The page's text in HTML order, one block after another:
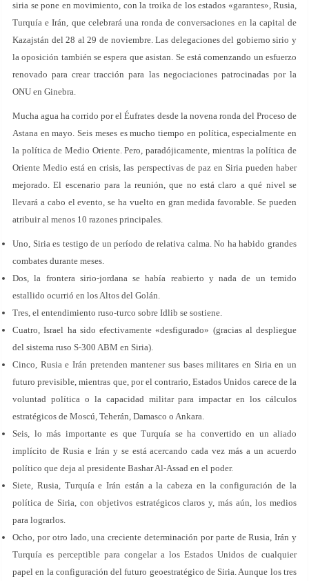
siria se pone en movimiento, con la troika de los estados «garantes», Rusia,
Turquía e Irán, que celebrará una ronda de conversaciones en la capital de
Kazajstán del 28 al 29 de noviembre. Las delegaciones del gobierno sirio y
la oposición también se espera que asistan. Se está comenzando un esfuerzo
renovado para crear tracción para las negociaciones patrocinadas por la
ONU en Ginebra.
Mucha agua ha corrido por el Éufrates desde la novena ronda del Proceso de
Astana en mayo. Seis meses es mucho tiempo en política, especialmente en
la política de Medio Oriente. Pero, paradójicamente, mientras la política de
Oriente Medio está en crisis, las perspectivas de paz en Siria pueden haber
mejorado. El escenario para la reunión, que no está claro a qué nivel se
llevará a cabo el evento, se ha vuelto en gran medida favorable. Se pueden
atribuir al menos 10 razones principales.
Uno, Siria es testigo de un período de relativa calma. No ha habido grandes
combates durante meses.
Dos, la frontera sirio-jordana se había reabierto y nada de un temido
estallido ocurrió en los Altos del Golán.
Tres, el entendimiento ruso-turco sobre Idlib se sostiene.
Cuatro, Israel ha sido efectivamente «desfigurado» (gracias al despliegue
del sistema ruso S-300 ABM en Siria).
Cinco, Rusia e Irán pretenden mantener sus bases militares en Siria en un
futuro previsible, mientras que, por el contrario, Estados Unidos carece de la
voluntad política o la capacidad militar para impactar en los cálculos
estratégicos de Moscú, Teherán, Damasco o Ankara.
Seis, lo más importante es que Turquía se ha convertido en un aliado
implícito de Rusia e Irán y se está acercando cada vez más a un acuerdo
político que deja al presidente Bashar Al-Assad en el poder.
Siete, Rusia, Turquía e Irán están a la cabeza en la configuración de la
política de Siria, con objetivos estratégicos claros y, más aún, los medios
para lograrlos.
Ocho, por otro lado, una creciente determinación por parte de Rusia, Irán y
Turquía es perceptible para congelar a los Estados Unidos de cualquier
papel en la configuración del futuro geoestratégico de Siria. Aunque los tres